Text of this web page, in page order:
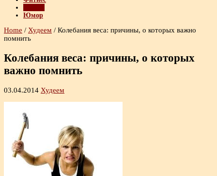
Юмор
Home / Худеем / Колебания веса: причины, о которых важно
помнить
Колебания веса: причины, о которых
важно помнить
03.04.2014 Худеем